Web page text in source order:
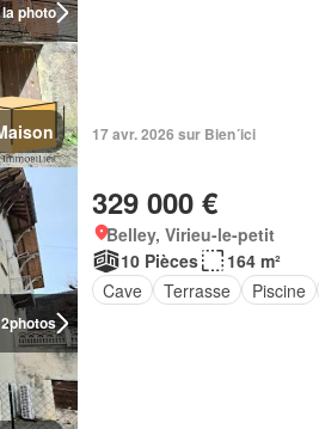
photo
17 avr. 2026 sur Bien´ici
photos
329 000 €
Belley, Virieu-le-petit
10 Pièces
164 m²
Cave
Terrasse Piscine